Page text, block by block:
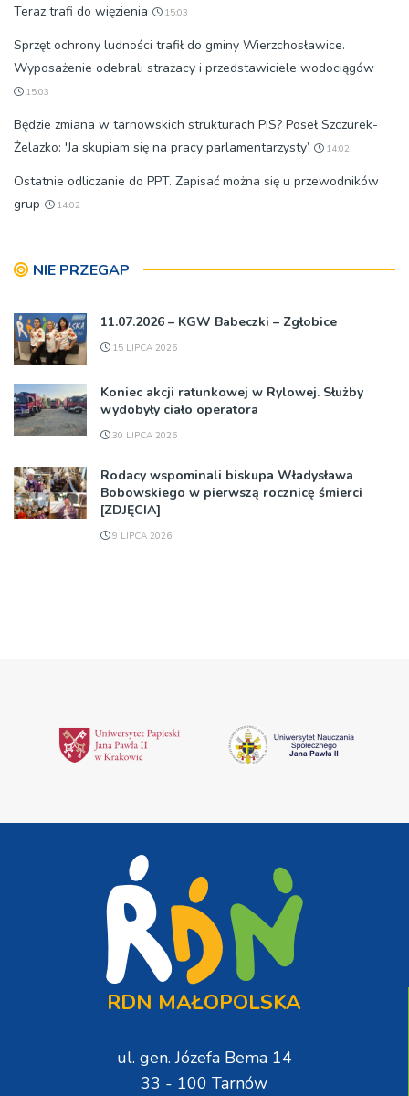
Teraz trafi do więzienia
15:03
Sprzęt ochrony ludności trafił do gminy Wierzchosławice.
Wyposażenie odebrali strażacy i przedstawiciele wodociągów
15:03
Będzie zmiana w tarnowskich strukturach PiS? Poseł Szczurek-
Żelazko: 'Ja skupiam się na pracy parlamentarzysty’
14:02
Ostatnie odliczanie do PPT. Zapisać można się u przewodników
grup
14:02
NIE PRZEGAP
11.07.2026 – KGW Babeczki – Zgłobice
15 LIPCA 2026
Koniec akcji ratunkowej w Rylowej. Służby
wydobyły ciało operatora
30 LIPCA 2026
Rodacy wspominali biskupa Władysława
Bobowskiego w pierwszą rocznicę śmierci
[ZDJĘCIA]
9 LIPCA 2026
RDN MAŁOPOLSKA
ul. gen. Józefa Bema 14
33 - 100 Tarnów